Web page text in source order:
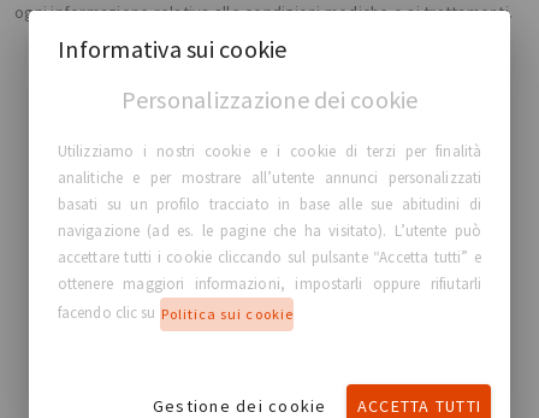
ogni informazione relativa alle condizioni mediche o ai trattamenti.
GC Aesthetics®
Informazioni su GC Aesthetics®
Contatti
Storie reali, Donne Reali
Blog
Informativa sui cookie
Personalizzazione dei cookie
Utilizziamo i nostri cookie e i cookie di terzi per finalità
analitiche e per mostrare all’utente annunci personalizzati
basati su un profilo tracciato in base alle sue abitudini di
navigazione (ad es. le pagine che ha visitato). L’utente può
accettare tutti i cookie cliccando sul pulsante “Accetta tutti” e
ottenere maggiori informazioni, impostarli oppure rifiutarli
facendo clic su Politica sui cookie
Gestione dei cookie ACCETTA TUTTI